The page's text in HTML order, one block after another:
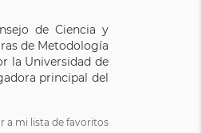
de Ciencia y
de Metodología
la Universidad de
principal del
a mi lista de favoritos